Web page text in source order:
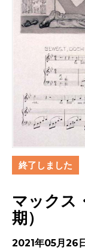
終了しました
マックス
期）
2021年05月26